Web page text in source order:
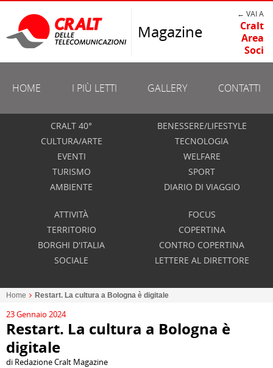
Magazine
← VAI A
Cralt
Area
Soci
HOME I PIÙ LETTI GALLERY CONTATTI
CRALT 40°
CULTURA/ARTE
EVENTI
TURISMO
AMBIENTE
BENESSERE/LIFESTYLE
TECNOLOGIA
WELFARE
SPORT
DIARIO DI VIAGGIO
ATTIVITÀ
TERRITORIO
BORGHI D'ITALIA
SOCIALE
FOCUS
COPERTINA
CONTRO COPERTINA
LETTERE AL DIRETTORE
Home Restart. La cultura a Bologna è digitale
23 Gennaio 2024
Restart. La cultura a Bologna è
digitale
di Redazione Cralt Magazine